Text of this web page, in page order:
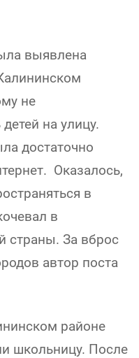
выявлена
не
на улицу.
достаточно
Оказалось,
в
в
страны. За вброс
автор поста
районе
школьницу. После